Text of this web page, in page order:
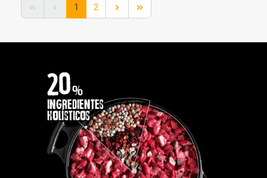
Página
1 Página
2
20%
INGREDIENTES
HOLÍSTICOS